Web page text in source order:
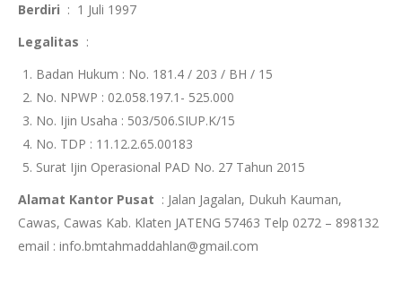
Berdiri : 1 Juli 1997
Legalitas :
Badan Hukum : No. 181.4 / 203 / BH / 15
No. NPWP : 02.058.197.1- 525.000
No. Ijin Usaha : 503/506.SIUP.K/15
No. TDP : 11.12.2.65.00183
Surat Ijin Operasional PAD No. 27 Tahun 2015
Alamat Kantor Pusat : Jalan Jagalan, Dukuh Kauman,
Cawas, Cawas Kab. Klaten JATENG 57463 Telp 0272 – 898132
email : info.bmtahmaddahlan@gmail.com